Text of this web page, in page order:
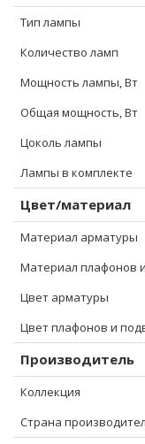
Тип лампы
Количество ламп
Мощность лампы, Вт
Общая мощность, Вт
Цоколь лампы
Лампы в комплекте
Цвет/материал
Материал арматуры
Материал плафонов
Цвет арматуры
Цвет плафонов и
Производитель
Коллекция
Страна